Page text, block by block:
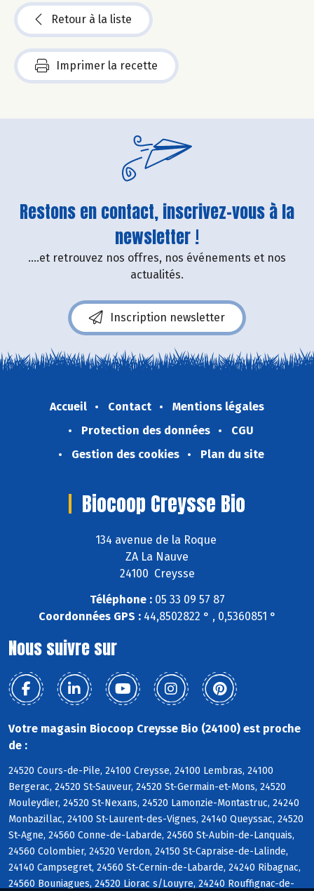
Retour à la liste
Imprimer la recette
Restons en contact, inscrivez-vous à la
newsletter !
....et retrouvez nos offres, nos événements et nos
actualités.
Inscription newsletter
Accueil Contact
Mentions légales
Protection des données
CGU
Gestion des cookies
Plan du site
Biocoop Creysse Bio
134 avenue de la Roque
ZA La Nauve
24100 Creysse
Téléphone :05 33 09 57 87
Coordonnées GPS :44,8502822 ° , 0,5360851 °
Nous suivre sur
Votre magasin Biocoop Creysse Bio (24100) est proche
de :
24520 Cours-de-Pile, 24100 Creysse, 24100 Lembras, 24100
Bergerac, 24520 St-Sauveur, 24520 St-Germain-et-Mons, 24520
Mouleydier, 24520 St-Nexans, 24520 Lamonzie-Montastruc, 24240
Monbazillac, 24100 St-Laurent-des-Vignes, 24140 Queyssac, 24520
St-Agne, 24560 Conne-de-Labarde, 24560 St-Aubin-de-Lanquais,
24560 Colombier, 24520 Verdon, 24150 St-Capraise-de-Lalinde,
24140 Campsegret, 24560 St-Cernin-de-Labarde, 24240 Ribagnac,
24560 Bouniagues, 24520 Liorac s/Louyre, 24240 Rouffignac-de-